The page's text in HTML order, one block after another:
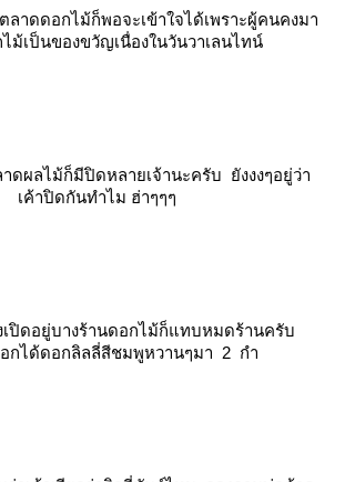
ลาดดอกไม้ก็พอจะเข้าใจได้เพราะผู้คนคงมา
ม้เป็นของขวัญเนื่องในวันวาเลนไทน์
ผลไม้ก็มีปิดหลายเจ้านะครับ ยังงงๆอยู่ว่า
เค้าปิดกันทำไม ฮ่าๆๆๆ
ปิดอยู่บางร้านดอกไม้ก็แทบหมดร้านครับ
อกได้ดอกลิลลี่สีชมพูหวานๆมา 2 กำ